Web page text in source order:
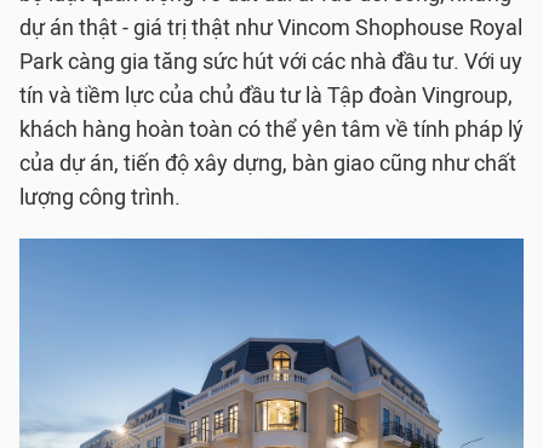
dự án thật - giá trị thật như Vincom Shophouse Royal
Park càng gia tăng sức hút với các nhà đầu tư. Với uy
tín và tiềm lực của chủ đầu tư là Tập đoàn Vingroup,
khách hàng hoàn toàn có thể yên tâm về tính pháp lý
của dự án, tiến độ xây dựng, bàn giao cũng như chất
lượng công trình.